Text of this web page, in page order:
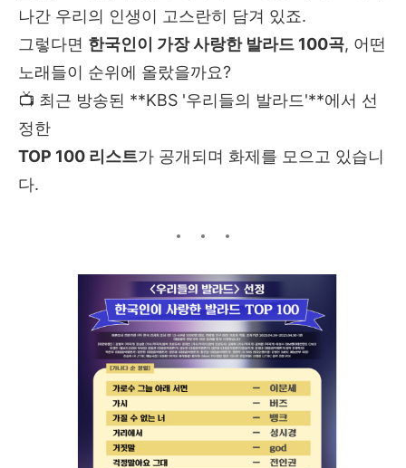
나간 우리의 인생이 고스란히 담겨 있죠.
그렇다면 한국인이 가장 사랑한 발라드 100곡, 어떤
노래들이 순위에 올랐을까요?
📺 최근 방송된 **KBS '우리들의 발라드'**에서 선
정한
TOP 100 리스트가 공개되며 화제를 모으고 있습니
다.